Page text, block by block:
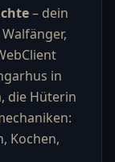
– dein
in
die Hüterin
Kochen,